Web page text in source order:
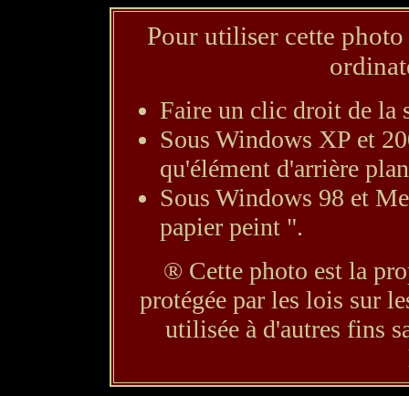
Pour utiliser cette
Faire un clic droit de la
Sous Windows XP et
qu'élément d'arrière
Sous Windows 98 et
papier peint ".
® Cette photo est la
protégée par les lois sur
utilisée à d'autres fins